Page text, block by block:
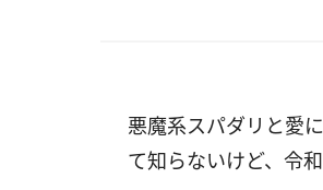
悪魔系スパダリと愛
て知らないけど、令